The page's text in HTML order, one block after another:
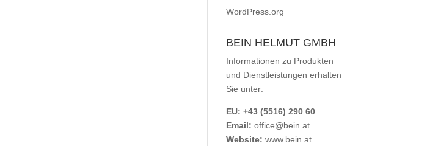
WordPress.org
BEIN HELMUT GMBH
Informationen zu Produkten
und Dienstleistungen erhalten
Sie unter:
EU: +43 (5516) 290 60
Email: office@bein.at
Website: www.bein.at